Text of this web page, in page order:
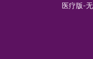
医疗版-